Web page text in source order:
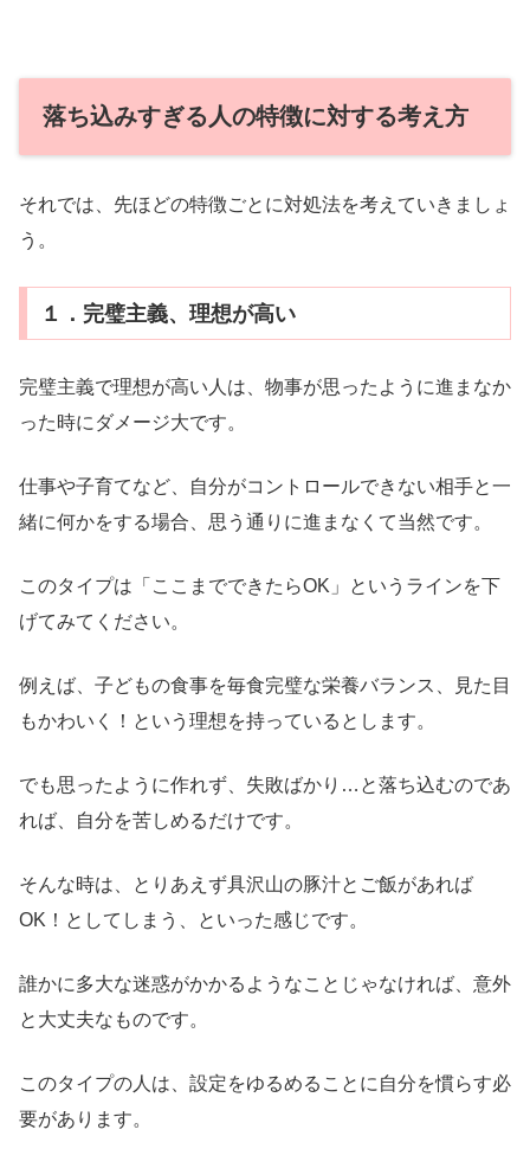
落ち込みすぎる人の特徴に対する考え方
それでは、先ほどの特徴ごとに対処法を考えていきましょ
う。
１．完璧主義、理想が高い
完璧主義で理想が高い人は、物事が思ったように進まなか
った時にダメージ大です。
仕事や子育てなど、自分がコントロールできない相手と一
緒に何かをする場合、思う通りに進まなくて当然です。
このタイプは「ここまでできたらOK」というラインを下
げてみてください。
例えば、子どもの食事を毎食完璧な栄養バランス、見た目
もかわいく！という理想を持っているとします。
でも思ったように作れず、失敗ばかり…と落ち込むのであ
れば、自分を苦しめるだけです。
そんな時は、とりあえず具沢山の豚汁とご飯があれば
OK！としてしまう、といった感じです。
誰かに多大な迷惑がかかるようなことじゃなければ、意外
と大丈夫なものです。
このタイプの人は、設定をゆるめることに自分を慣らす必
要があります。